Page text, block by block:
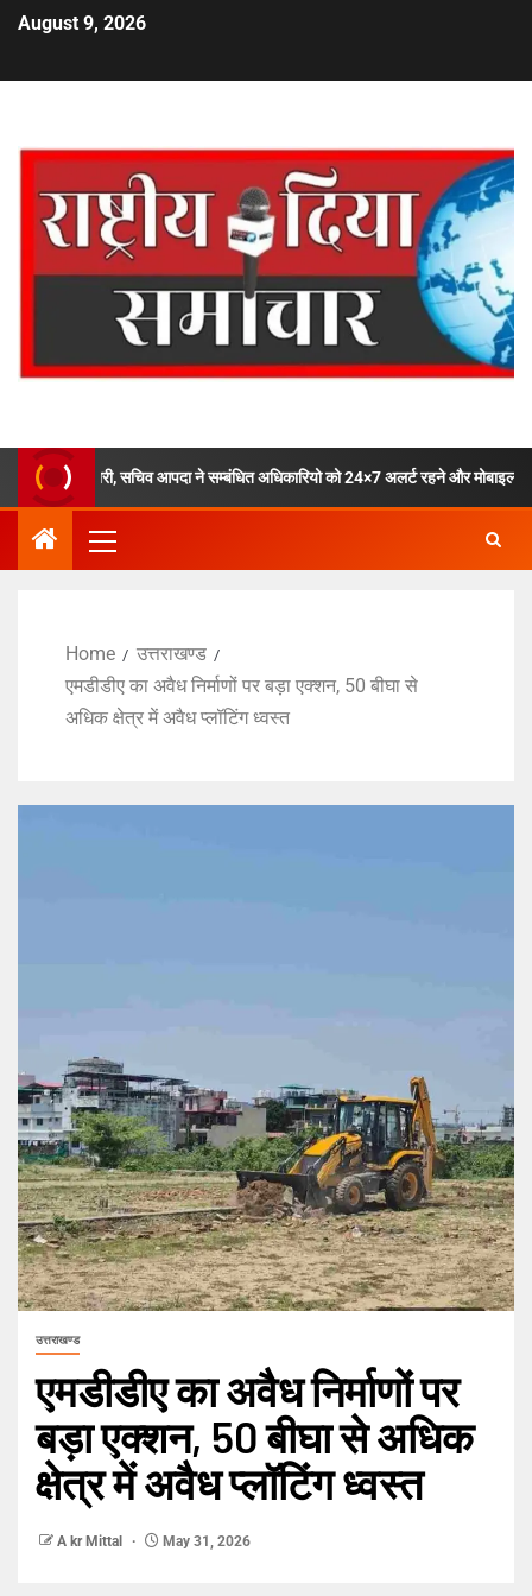
August 9, 2026
सचिव आपदा ने सम्बंधित अधिकारियो को 24×7 अलर्ट रहने और मोबाइल फोन ऑफ ना करने
Home
उत्तराखण्ड
एमडीडीए का अवैध निर्माणों पर बड़ा एक्शन, 50 बीघा से
अधिक क्षेत्र में अवैध प्लॉटिंग ध्वस्त
उत्तराखण्ड
एमडीडीए का अवैध निर्माणों पर
बड़ा एक्शन, 50 बीघा से अधिक
क्षेत्र में अवैध प्लॉटिंग ध्वस्त
A kr Mittal May 31, 2026